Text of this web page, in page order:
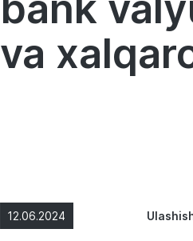
va
12.06.2024